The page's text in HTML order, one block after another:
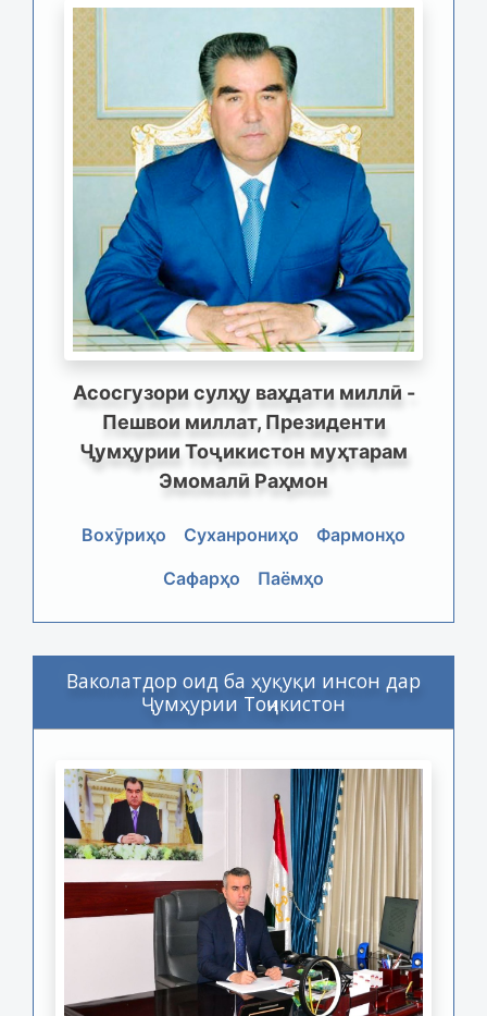
Асосгузори сулҳу ваҳдати миллӣ -
Пешвои миллат, Президенти
Ҷумҳурии Тоҷикистон муҳтарам
Эмомалӣ Раҳмон
Вохӯриҳо Суханрониҳо
Фармонҳо
Сафарҳо
Паёмҳо
Ваколатдор оид ба ҳуқуқи инсон дар
Ҷумҳурии Тоҷикистон